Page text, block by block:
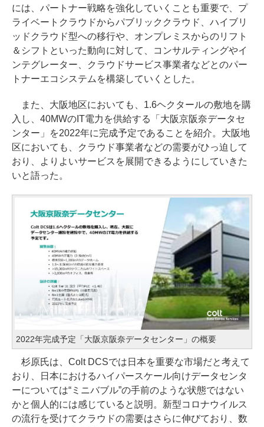
には、パートナー戦略を強化していくことも重要で、プ
ライベートクラウドからパブリッククラウド、ハイブリ
ッドクラウド型への移行や、オンプレミスからのリフト
＆シフトといった動向に対して、コンサルティングやイ
ンテグレーター、クラウドサービス事業者などとのパー
トナーエコシステムを構築していくとした。
また、大阪地区においても、1.6ヘクタールの敷地を購
入し、40MWのIT電力を供給する「大阪京阪奈データセ
ンター」を2022年に完成予定であることを紹介。大阪地
区においても、クラウド事業者などの需要がひっ迫して
おり、よりよいサービスを展開できるようにしていきた
いと語った。
2022年完成予定「大阪京阪奈データセンター」の概要
杉原氏は、Colt DCSでは日本を重要な市場だと考えて
おり、日本におけるハイパースケール向けデータセンタ
ーについては“ミニバブル”の手前のような状態ではない
かと個人的には感じていると説明。新型コロナウイルス
の流行を受けてクラウドの需要はさらに伸びており、数